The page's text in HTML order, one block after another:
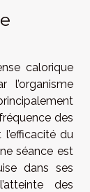
calorique
l’organisme
des
du
séance est
dans ses
des